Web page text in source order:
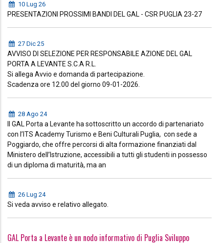
10 Lug 26
PRESENTAZIONI PROSSIMI BANDI DEL GAL - CSR PUGLIA 23-27
27 Dic 25
AVVISO DI SELEZIONE PER RESPONSABILE AZIONE DEL GAL
PORTA A LEVANTE S.C.A R.L.
Si allega Avvio e domanda di partecipazione.
Scadenza ore 12.00 del giorno 09-01-2026.
28 Ago 24
Il GAL Porta a Levante ha sottoscritto un accordo di partenariato
con l’ITS Academy Turismo e Beni Culturali Puglia, con sede a
Poggiardo, che offre percorsi di alta formazione finanziati dal
Ministero dell’Istruzione, accessibili a tutti gli studenti in possesso
di un diploma di maturità, ma an
26 Lug 24
Si veda avviso e relativo allegato.
GAL Porta a Levante è un nodo informativo di Puglia Sviluppo